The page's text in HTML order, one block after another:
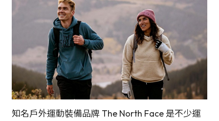
知名戶外運動裝備品牌 The North Face 是不少運